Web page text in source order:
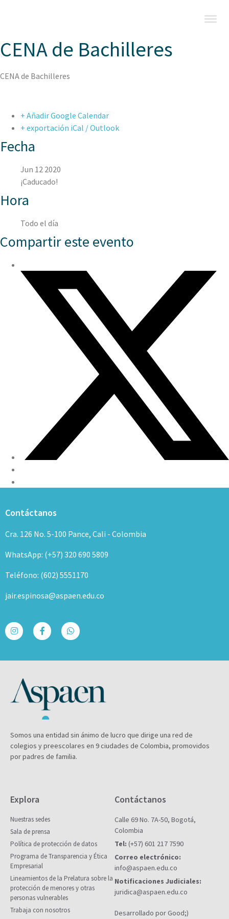
CENA de Bachilleres
CENA de Bachilleres
+ Añadir Google Calendar
+ exportación iCal / Outlook
Fecha
Jun 12 2020
¡Caducado!
Hora
Todo el día
Compartir este evento
Contáctanos
Cra. 126 No. 5-100 Pance, Cali - Colombia
WhatsApp: (+57) 320 690 5809
Teléfono: (602) 5551170
jair.espinosa@aspaen.edu.co
Somos una entidad sin ánimo de lucro que dirige una red de
colegios y preescolares en 9 ciudades de Colombia, promovidos
por padres de familia.
Explora
Nuestras sedes
Sala de prensa
Política de protección de datos
Programa de Transparencia y Ética
Empresarial
Lineamientos de la Prelatura sobre la
protección de menores y otras
personas vulnerables
Trabaja con nosotros
Contáctanos
Calle 69 No. 7A-50, Bogotá,
Colombia
Tel: (+57) 601 217 7590
Correo electrónico:
info@aspaen.edu.co
Notificaciones Judiciales:
juridica@aspaen.edu.co
Desarrollado por Good;)